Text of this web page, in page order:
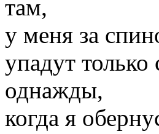
там,
у меня за
упадут
однажды,
когда я